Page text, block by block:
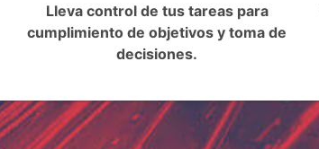
Lleva control de tus tareas para
cumplimiento de objetivos y toma de
decisiones.